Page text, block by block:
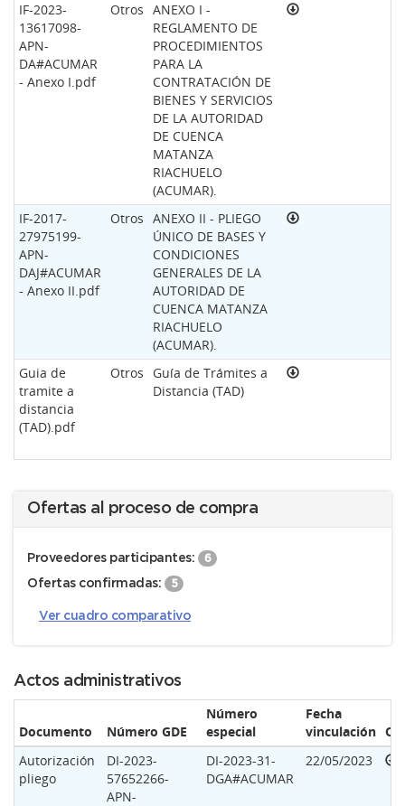
IF-2023-
13617098-
APN-
DA#ACUMAR
- Anexo I.pdf
Otros ANEXO I -
REGLAMENTO DE
PROCEDIMIENTOS
PARA LA
CONTRATACIÓN DE
BIENES Y SERVICIOS
DE LA AUTORIDAD
DE CUENCA
MATANZA
RIACHUELO
(ACUMAR).
IF-2017-
27975199-
APN-
DAJ#ACUMAR
- Anexo II.pdf
Otros ANEXO II - PLIEGO
ÚNICO DE BASES Y
CONDICIONES
GENERALES DE LA
AUTORIDAD DE
CUENCA MATANZA
RIACHUELO
(ACUMAR).
Guia de
tramite a
distancia
(TAD).pdf
Otros Guía de Trámites a
Distancia (TAD)
Ofertas al proceso de compra
Proveedores participantes: 6
Ofertas confirmadas: 5
Ver cuadro comparativo
Actos administrativos
Documento Número GDE
Número
especial
Fecha
vinculación
Autorización
pliego
DI-2023-
57652266-
APN-
DI-2023-31-
DGA#ACUMAR
22/05/2023